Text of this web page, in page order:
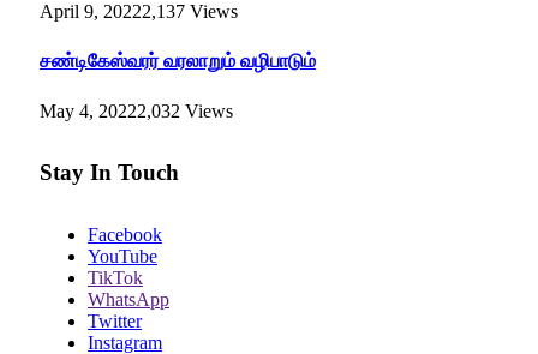
April 9, 20222,137 Views
சண்டிகேஸ்வரர் வரலாறும் வழிபாடும்
May 4, 20222,032 Views
Stay In Touch
Facebook
YouTube
TikTok
WhatsApp
Twitter
Instagram